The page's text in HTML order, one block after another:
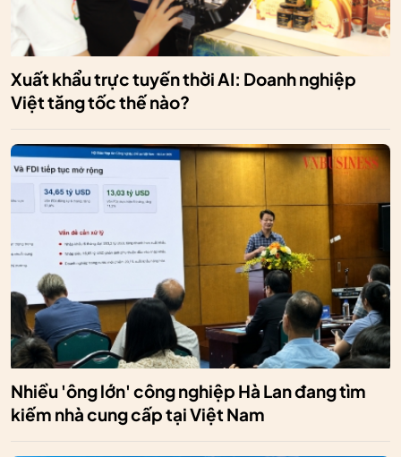
Xuất khẩu trực tuyến thời AI: Doanh nghiệp
Việt tăng tốc thế nào?
Nhiều 'ông lớn' công nghiệp Hà Lan đang tìm
kiếm nhà cung cấp tại Việt Nam